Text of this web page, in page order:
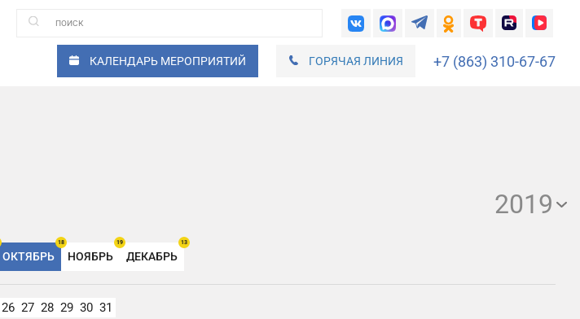
КАЛЕНДАРЬ МЕРОПРИЯТИЙ ГОРЯЧАЯ ЛИНИЯ +7 (863) 310-67-67
2019
ОКТЯБРЬ
18
НОЯБРЬ
19
ДЕКАБРЬ
13
26 27 28 29 30 31